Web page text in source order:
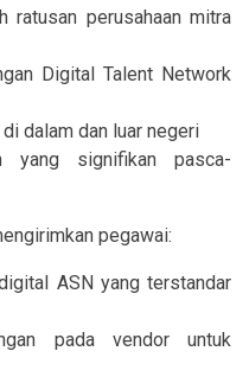
ratusan perusahaan mitra
Digital Talent Network
dalam dan luar negeri
yang signifikan pasca-
pegawai:
ASN yang terstandar
pada vendor untuk